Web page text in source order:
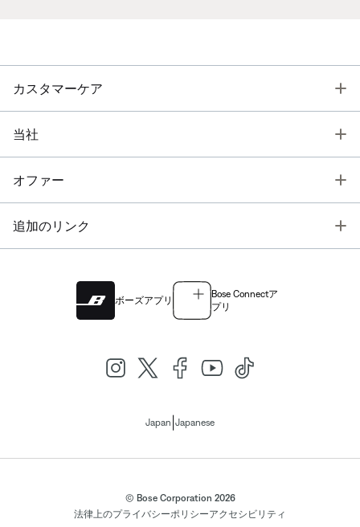
カスタマーケア
当社
オファー
追加のリンク
ボーズアプリ
Bose Connectア
プリ
Japan Japanese
© Bose Corporation 2026
法律上のプライバシーポリシーアクセシビリティ